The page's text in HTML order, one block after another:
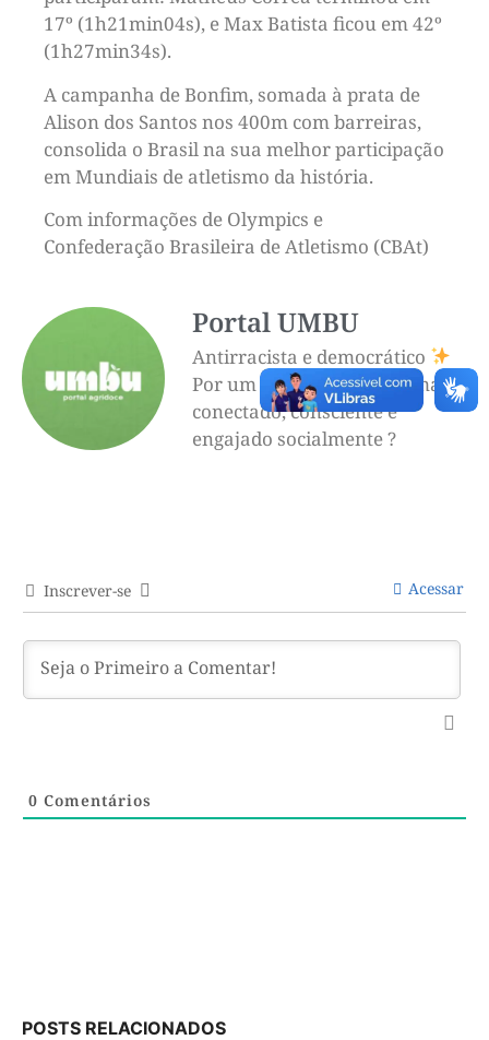
17º (1h21min04s), e Max Batista ficou em 42º
(1h27min34s).
A campanha de Bonfim, somada à prata de
Alison dos Santos nos 400m com barreiras,
consolida o Brasil na sua melhor participação
em Mundiais de atletismo da história.
Com informações de Olympics e
Confederação Brasileira de Atletismo (CBAt)
Portal UMBU
Antirracista e democrático
Por um futuro mais informado,
conectado, consciente e
engajado socialmente ?
Inscrever-se Acessar
0 Comentários
POSTS RELACIONADOS